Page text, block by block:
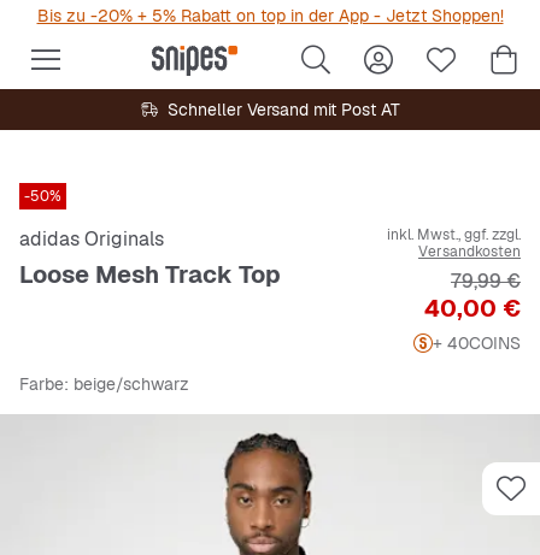
Bis zu -20% + 5% Rabatt on top in der App - Jetzt Shoppen!
Schneller Versand mit Post AT
-50%
adidas Originals
Loose Mesh Track Top
inkl. Mwst., ggf. zzgl.
Versandkosten
Preis
40,00 €
79,99 €
+ 40COINS
Farbe: beige/schwarz